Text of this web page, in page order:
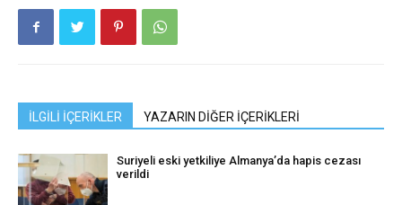
İLGİLİ İÇERİKLER YAZARIN DİĞER İÇERİKLERİ
Suriyeli eski yetkiliye Almanya’da hapis cezası
verildi